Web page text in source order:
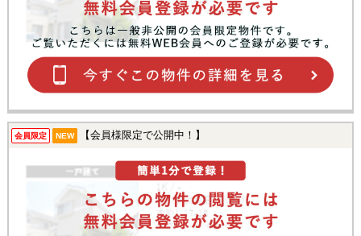
会員限定 NEW 【会員様限定で公開中！】